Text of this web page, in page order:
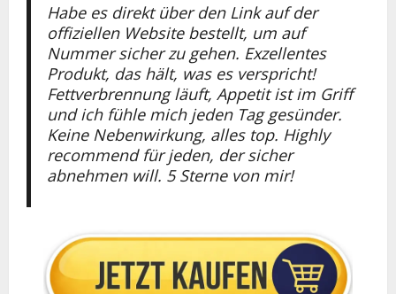
Habe es direkt über den Link auf der
offiziellen Website bestellt, um auf
Nummer sicher zu gehen. Exzellentes
Produkt, das hält, was es verspricht!
Fettverbrennung läuft, Appetit ist im Griff
und ich fühle mich jeden Tag gesünder.
Keine Nebenwirkung, alles top. Highly
recommend für jeden, der sicher
abnehmen will. 5 Sterne von mir!